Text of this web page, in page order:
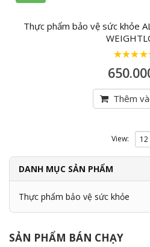
Thực phẩm bảo vệ sức khỏe
Thêm
View:
DANH MỤC SẢN PHẨM
Thực phẩm bảo vệ sức khỏe
SẢN PHẨM BÁN CHẠY